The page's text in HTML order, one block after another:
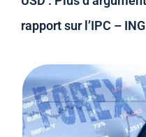
rapport sur l’IPC – ING